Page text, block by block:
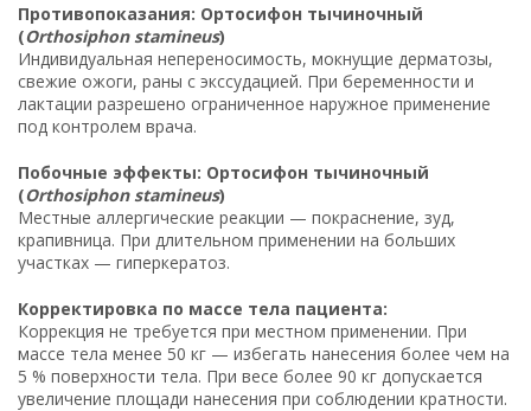
Противопоказания: Ортосифон тычиночный
(Orthosiphon stamineus)
Индивидуальная непереносимость, мокнущие дерматозы,
свежие ожоги, раны с экссудацией. При беременности и
лактации разрешено ограниченное наружное применение
под контролем врача.
Побочные эффекты: Ортосифон тычиночный
(Orthosiphon stamineus)
Местные аллергические реакции — покраснение, зуд,
крапивница. При длительном применении на больших
участках — гиперкератоз.
Корректировка по массе тела пациента:
Коррекция не требуется при местном применении. При
массе тела менее 50 кг — избегать нанесения более чем на
5 % поверхности тела. При весе более 90 кг допускается
увеличение площади нанесения при соблюдении кратности.